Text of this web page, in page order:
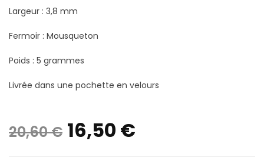
Largeur : 3,8 mm
Fermoir : Mousqueton
Poids : 5 grammes
Livrée dans une pochette en velours
20,60€ Le
16,50 €